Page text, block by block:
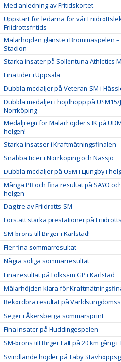
Med anledning av Fritidskortet
Uppstart för ledarna för vår
Friidrottsfritids
Mälarhöjden glänste i Brommaspelen
Stadion
Starka insater på Sollentuna Athletics
Fina tider i Uppsala
Dubbla medaljer på Veteran-SM i
Dubbla medaljer i höjdhopp på USM15/
Norrköping
Medaljregn för Mälarhöjdens IK på
helgen!
Starka insatser i Kraftmätningsfinalen
Snabba tider i Norrköping och Nässjö
Dubbla medaljer på USM i Ljungby i
Många PB och fina resultat på SAYO
helgen
Dag tre av Friidrotts-SM
Forstatt starka prestationer på
SM-brons till Birger i Karlstad!
Fler fina sommarresultat
Några soliga sommarresultat
Fina resultat på Folksam GP i Karlstad
Mälarhöjden klara för
Rekordbra resultat på
Seger i Åkersberga sommarsprint
Fina insater på Huddingespelen
SM-brons till Birger Fält på 20 km gång i
Svindlande höjder på Täby